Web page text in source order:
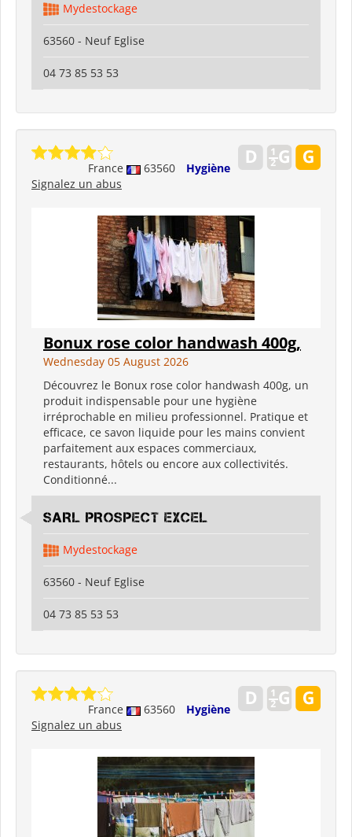
Mydestockage
63560 - Neuf Eglise
04 73 85 53 53
France 63560
Hygiène
Signalez un abus
Bonux rose color handwash 400g,
Wednesday 05 August 2026
Découvrez le Bonux rose color handwash 400g, un
produit indispensable pour une hygiène
irréprochable en milieu professionnel. Pratique et
efficace, ce savon liquide pour les mains convient
parfaitement aux espaces commerciaux,
restaurants, hôtels ou encore aux collectivités.
Conditionné...
SARL PROSPECT EXCEL
Mydestockage
63560 - Neuf Eglise
04 73 85 53 53
France 63560
Hygiène
Signalez un abus